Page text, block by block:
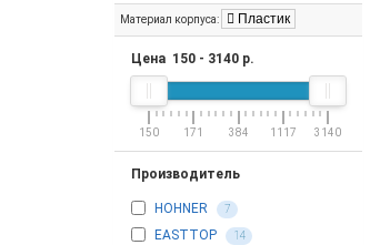
Материал корпуса: Пластик
Цена 150 - 3140 р.
150 171 384 1117 3140
Производитель
HOHNER 7
EASTTOP 14